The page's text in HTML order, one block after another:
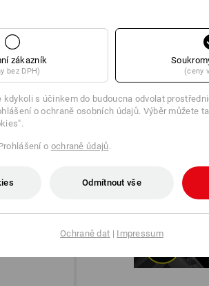
Systém BOA
Fit
správného tvaru.
zákazník
bez DPH) (ceny
kdykoli s účinkem do budoucna odvolat
o ochraně osobních údajů. Výběr můžete
o ochraně údajů.
Odmítnout vše
Ochraně dat | Impressum